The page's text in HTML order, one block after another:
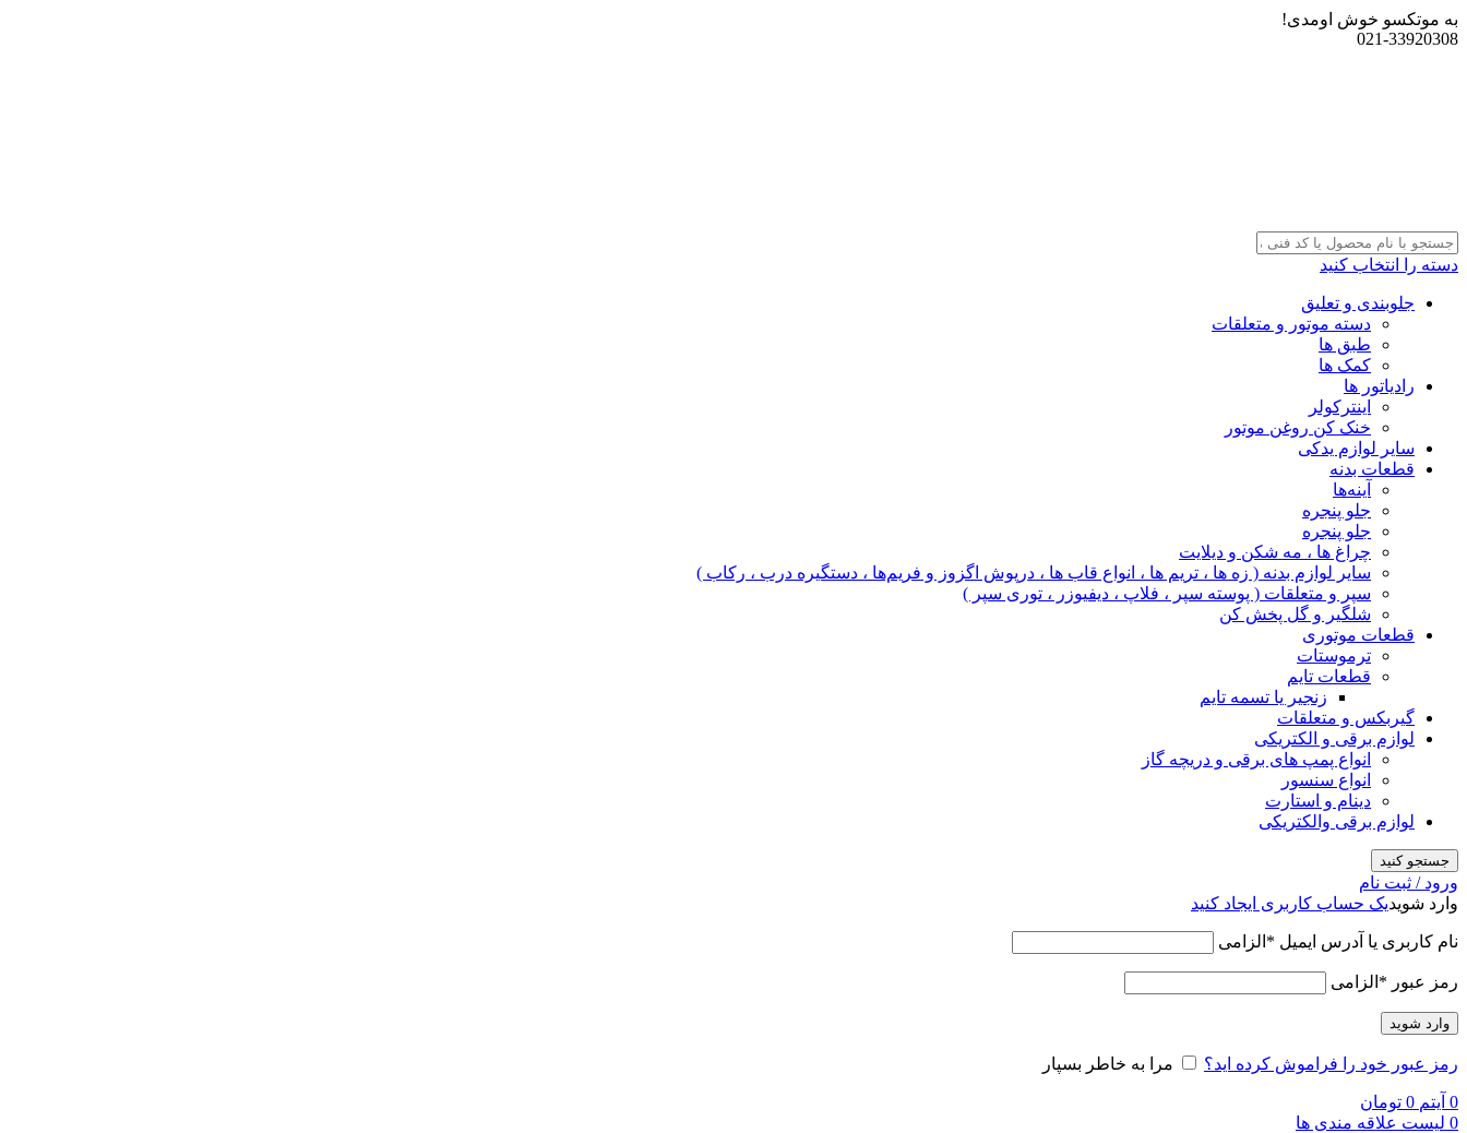
به موتکسو خوش اومدی!
021-33920308
دسته را انتخاب کنید
جلوبندی و تعلیق
دسته موتور و متعلقات
طبق ها
کمک ها
رادیاتور ها
اینترکولر
خنک کن روغن موتور
سایر لوازم یدکی
قطعات بدنه
آینه‌ها
جلو پنجره
جلو پنجره
چراغ‌ ها ، مه‌ شکن و دیلایت
سایر لوازم بدنه ( زه ها ، تریم ها ، انواع قاب ها ، درپوش اگزوز و فریم‌ها ، دستگیره درب ، رکاب )
سپر و متعلقات ( پوسته سپر ، فلاپ ، دیفیوزر ، توری سپر )
شلگیر و گل‌ پخش‌ کن
قطعات موتوری
ترموستات
قطعات تایم
زنجیر یا تسمه تایم
گیربکس و متعلقات
لوازم برقی و الکتریکی
انواع پمپ های برقی و دریچه گاز
انواع سنسور
دینام و استارت
لوازم برقی والکتریکی
جستجو کنید
ورود / ثبت نام
وارد شویدیک حساب کاربری ایجاد کنید
نام کاربری یا آدرس ایمیل * الزامی
رمز عبور * الزامی
وارد شوید
رمز عبور خود را فراموش کرده اید؟ مرا به خاطر بسپار
0 آیتم 0 تومان
0 لیست علاقه مندی ها